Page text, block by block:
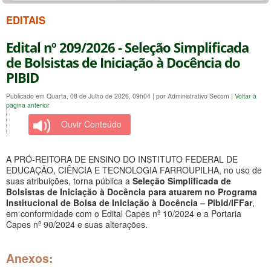
EDITAIS
Edital nº 209/2026 - Seleção Simplificada
de Bolsistas de Iniciação à Docência do
PIBID
Publicado em Quarta, 08 de Julho de 2026, 09h04 | por Administrativo Secom | Voltar à
página anterior
Ouvir Conteúdo
A PRÓ-REITORA DE ENSINO DO INSTITUTO FEDERAL DE
EDUCAÇÃO, CIÊNCIA E TECNOLOGIA FARROUPILHA, no uso de
suas atribuições, torna pública a Seleção Simplificada de
Bolsistas de Iniciação à Docência para atuarem no Programa
Institucional de Bolsa de Iniciação à Docência – Pibid/IFFar,
em conformidade com o Edital Capes nº 10/2024 e a Portaria
Capes nº 90/2024 e suas alterações.
Anexos: